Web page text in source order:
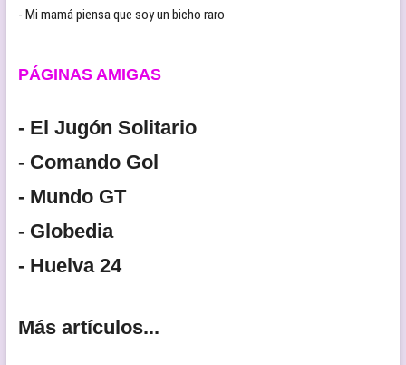
- Mi mamá piensa que soy un bicho raro
PÁGINAS AMIGAS
- El Jugón Solitario
- Comando Gol
- Mundo GT
- Globedia
- Huelva 24
Más artículos...